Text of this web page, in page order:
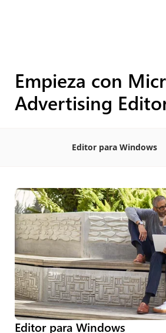
Empieza con
Advertising
Editor para Windows
Editor para Windows